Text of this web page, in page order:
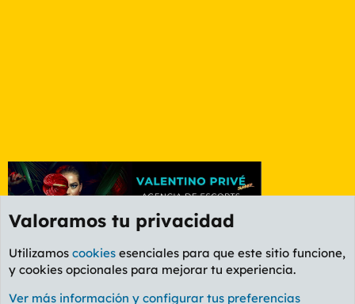
Foro Informática y Videojuegos
Valoramos tu privacidad
Utilizamos cookies esenciales para que este sitio funcione,
y cookies opcionales para mejorar tu experiencia.
Ver más información y configurar tus preferencias